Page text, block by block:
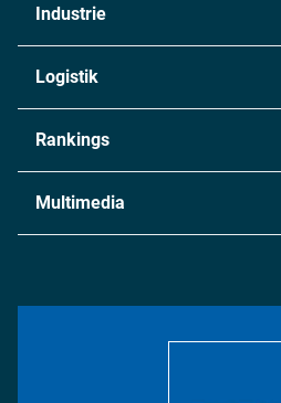
Industrie
Chemie
Metall
Energie
Logistik
Rankings
Multimedia